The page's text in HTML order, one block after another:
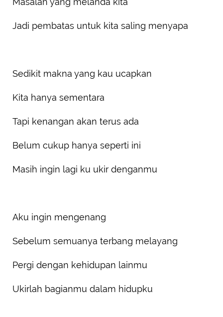
Jadi pembatas untuk kita saling menyapa
Sedikit makna yang kau ucapkan
Kita hanya sementara
Tapi kenangan akan terus ada
Belum cukup hanya seperti ini
Masih ingin lagi ku ukir denganmu
Aku ingin mengenang
Sebelum semuanya terbang melayang
Pergi dengan kehidupan lainmu
Ukirlah bagianmu dalam hidupku